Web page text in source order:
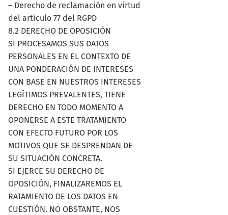
– Derecho de reclamación en virtud
del artículo 77 del RGPD
8.2 DERECHO DE OPOSICIÓN
SI PROCESAMOS SUS DATOS
PERSONALES EN EL CONTEXTO DE
UNA PONDERACIÓN DE INTERESES
CON BASE EN NUESTROS INTERESES
LEGÍTIMOS PREVALENTES, TIENE
DERECHO EN TODO MOMENTO A
OPONERSE A ESTE TRATAMIENTO
CON EFECTO FUTURO POR LOS
MOTIVOS QUE SE DESPRENDAN DE
SU SITUACIÓN CONCRETA.
SI EJERCE SU DERECHO DE
OPOSICIÓN, FINALIZAREMOS EL
RATAMIENTO DE LOS DATOS EN
CUESTIÓN. NO OBSTANTE, NOS